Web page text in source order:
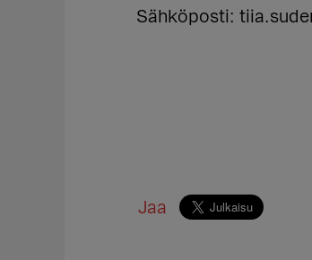
Sähköposti:
Jaa